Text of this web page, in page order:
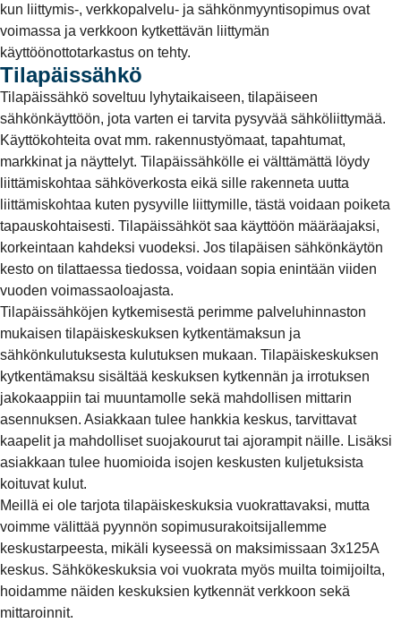
kun liittymis-, verkkopalvelu- ja sähkönmyyntisopimus ovat
voimassa ja verkkoon kytkettävän liittymän
käyttöönottotarkastus on tehty.
Tilapäissähkö
Tilapäissähkö soveltuu lyhytaikaiseen, tilapäiseen
sähkönkäyttöön, jota varten ei tarvita pysyvää sähköliittymää.
Käyttökohteita ovat mm. rakennustyömaat, tapahtumat,
markkinat ja näyttelyt. Tilapäissähkölle ei välttämättä löydy
liittämiskohtaa sähköverkosta eikä sille rakenneta uutta
liittämiskohtaa kuten pysyville liittymille, tästä voidaan poiketa
tapauskohtaisesti. Tilapäissähköt saa käyttöön määräajaksi,
korkeintaan kahdeksi vuodeksi. Jos tilapäisen sähkönkäytön
kesto on tilattaessa tiedossa, voidaan sopia enintään viiden
vuoden voimassaoloajasta.
Tilapäissähköjen kytkemisestä perimme palveluhinnaston
mukaisen tilapäiskeskuksen kytkentämaksun ja
sähkönkulutuksesta kulutuksen mukaan. Tilapäiskeskuksen
kytkentämaksu sisältää keskuksen kytkennän ja irrotuksen
jakokaappiin tai muuntamolle sekä mahdollisen mittarin
asennuksen. Asiakkaan tulee hankkia keskus, tarvittavat
kaapelit ja mahdolliset suojakourut tai ajorampit näille. Lisäksi
asiakkaan tulee huomioida isojen keskusten kuljetuksista
koituvat kulut.
Meillä ei ole tarjota tilapäiskeskuksia vuokrattavaksi, mutta
voimme välittää pyynnön sopimusurakoitsijallemme
keskustarpeesta, mikäli kyseessä on maksimissaan 3x125A
keskus. Sähkökeskuksia voi vuokrata myös muilta toimijoilta,
hoidamme näiden keskuksien kytkennät verkkoon sekä
mittaroinnit.